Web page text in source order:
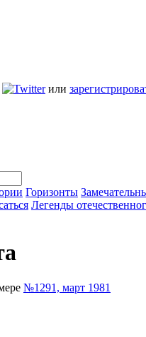
или
Горизонты
Легенды
№1291, март 1981